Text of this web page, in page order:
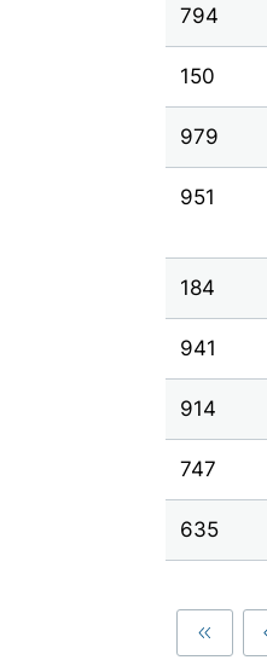
794
150
979
951
184
941
914
747
635
First